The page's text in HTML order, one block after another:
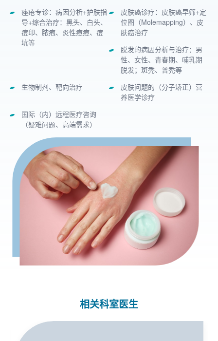
痤疮专诊：病因分析+护肤指
导+综合治疗：黑头、白头、
痘印、脓疱、炎性痘痘、痘
坑等
皮肤癌诊疗：皮肤癌早筛+定
位图（Molemapping）、皮
肤癌治疗
脱发的病因分析与治疗：男
性、女性、青春期、哺乳期
脱发；斑秃、普秃等
生物制剂、靶向治疗
皮肤问题的（分子矫正）营
养医学诊疗
国际（内）远程医疗咨询
（疑难问题、高端需求）
相关科室医生